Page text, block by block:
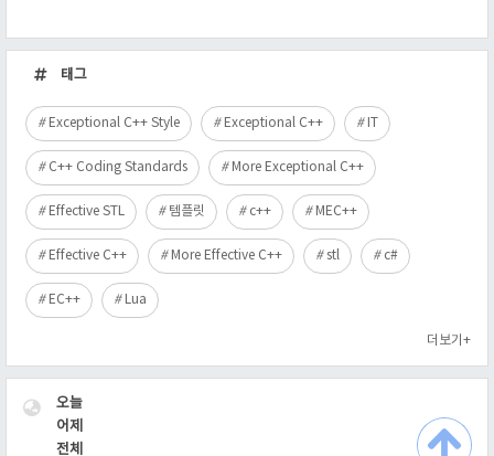
근
글
태그
Exceptional C++ Style Exceptional C++ IT
C++ Coding Standards More Exceptional C++
Effective STL 템플릿 c++ MEC++
Effective C++ More Effective C++ stl c#
EC++ Lua
더보기+
VISITOR
오늘
어제
전체